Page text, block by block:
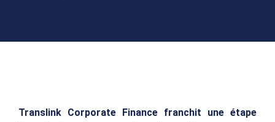
Translink Corporate Finance franchit une étape